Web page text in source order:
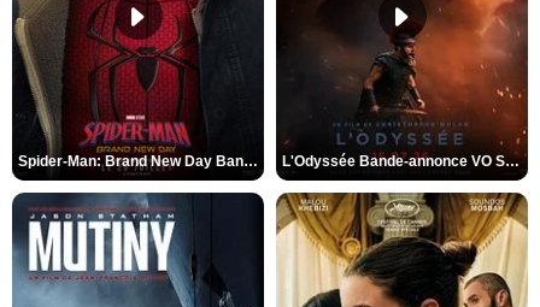
Spider-Man: Brand New Day Bande-annonce VO STFR L'Odyssée Bande-annonce VO STFR